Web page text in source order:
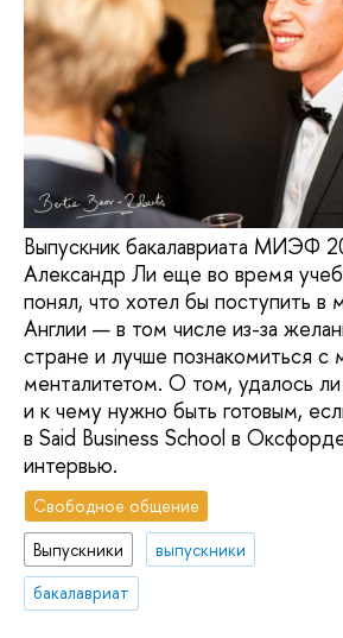
Выпускник бакалавриата МИЭФ
Александр Ли еще во время
понял, что хотел бы поступить в
Англии — в том числе из-за
стране и лучше познакомиться с
менталитетом. О том, удалось
и к чему нужно быть готовым,
в Said Business School в
интервью.
Свободное общение
Выпускники
выпускники
бакалавриат